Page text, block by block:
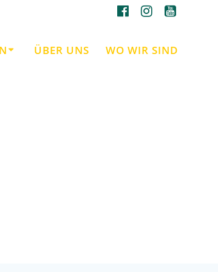
ÜBER UNS WO WIR SIND